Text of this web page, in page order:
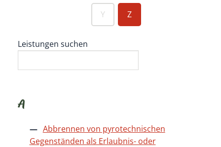
Y Z
Leistungen suchen
A
Abbrennen von pyrotechnischen
Gegenständen als Erlaubnis- oder